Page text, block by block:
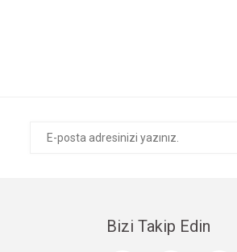
Bizi Takip Edin